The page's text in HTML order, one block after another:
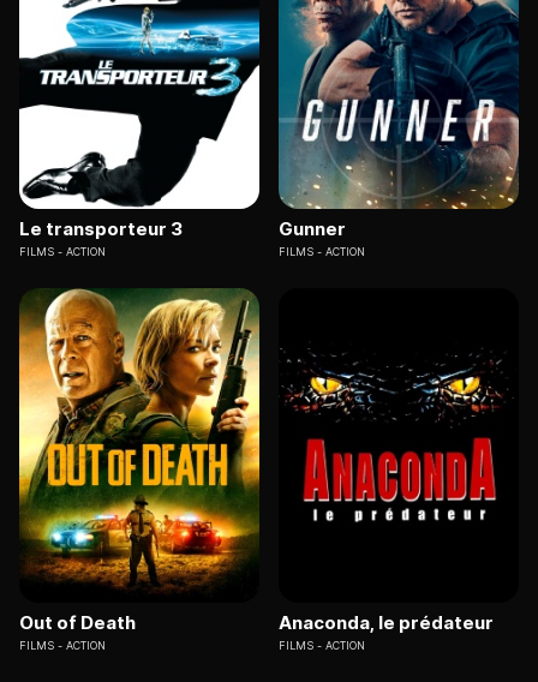
Le transporteur 3
FILMS ACTION
Gunner
FILMS ACTION
Out of Death
FILMS ACTION
Anaconda, le prédateur
FILMS ACTION